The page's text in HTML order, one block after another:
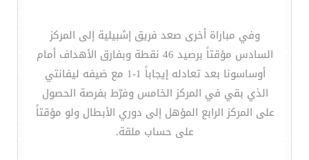
وفي مباراة أخرى صعد فريق إشبيلية إلى المركز
السادس مؤقتاً برصيد 46 نقطة وبفارق الأهداف أمام
أوساسونا بعد تعادله إيجاباً 1-1 مع ضيفه ليفانتي
الذي بقي في المركز الخامس وفرّط بفرصة الحصول
على المركز الرابع المؤهل إلى دوري الأبطال ولو مؤقتاً
على حساب ملقة.